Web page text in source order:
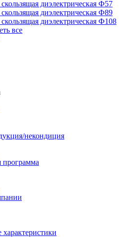
диэлектрическая Ф57
диэлектрическая Ф89
диэлектрическая Ф108
все
некондиция
программа
характеристики